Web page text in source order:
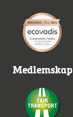
Medlemskap